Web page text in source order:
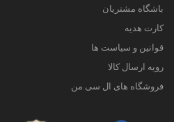
باشگاه مشتریان
کارت هدیه
قوانین و سیاست ها
رویه ارسال کالا
فروشگاه های ال سی من